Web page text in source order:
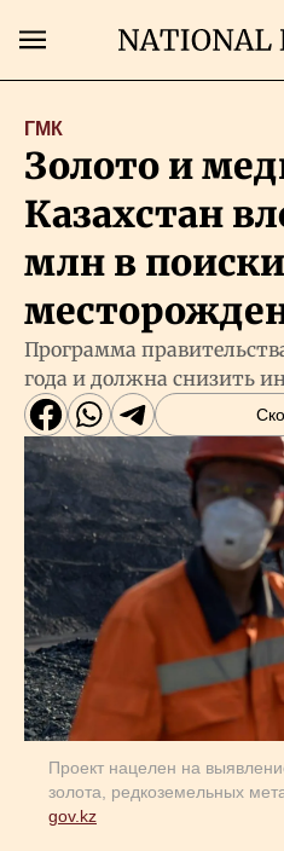
Главная
Бизнес
Рынки
Технологии
Власть
Геополитика
Исследования
Люди
ГМК
Золото и
Казахстан
млн в
Программа
года и должна снизить
Проект нацелен на
золота, редкоземельных
gov.kz